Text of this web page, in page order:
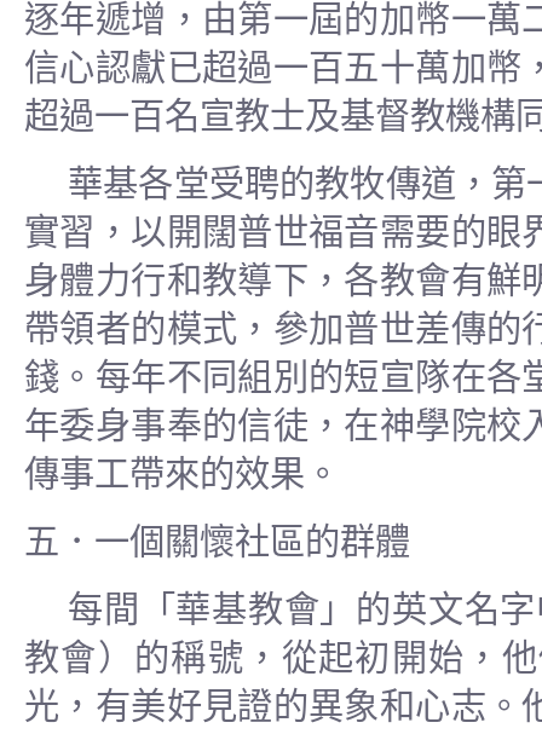
逐年遞增，由第一屆的加幣一萬
信心認獻已超過一百五十萬加幣
超過一百名宣教士及基督教機構
華基各堂受聘的教牧傳道，
實習，以開闊普世福音需要的眼
身體力行和教導下，各教會有鮮
帶領者的模式，參加普世差傳的
錢。每年不同組別的短宣隊在各
年委身事奉的信徒，在神學院校
傳事工帶來的效果。
五．一個關懷社區的群體
每間「華基教會」的英文名
教會）的稱號，從起初開始，
光，有美好見證的異象和心志。